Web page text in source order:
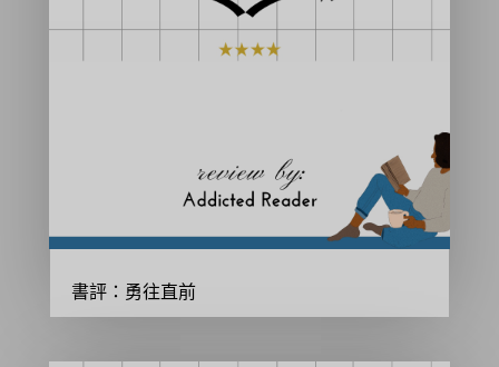
書評：勇往直前